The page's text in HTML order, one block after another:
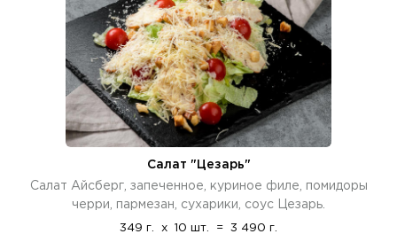
Салат "Цезарь"
Салат Айсберг, запеченное, куриное филе, помидоры
черри, пармезан, сухарики, соус Цезарь.
349 г. x 10 шт. = 3 490 г.